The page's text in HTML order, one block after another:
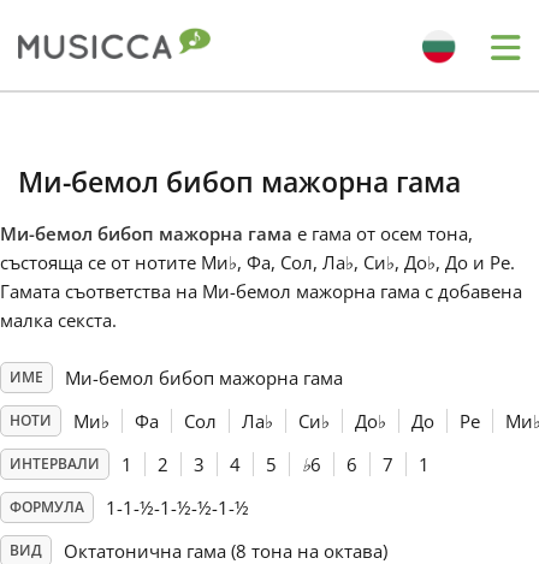
English
Español
Mи-бемол бибоп мажорна гама
Mи-бемол бибоп мажорна гама е гама от осем тона,
състояща се от нотите Ми♭, Фа, Сол, Ла♭, Си♭, До♭, До и Ре.
Гамата съответства на Mи-бемол мажорна гама с добавена
малка секста.
ИМЕ Mи-бемол бибоп мажорна гама
НОТИ Ми♭ Фа Сол Ла♭ Си♭ До♭ До Ре Ми
ИНТЕРВАЛИ 1 2 3 4 5 ♭6 6 7 1
ФОРМУЛА 1-1-½-1-½-½-1-½
ВИД Октатонична гама (8 тона на октава)